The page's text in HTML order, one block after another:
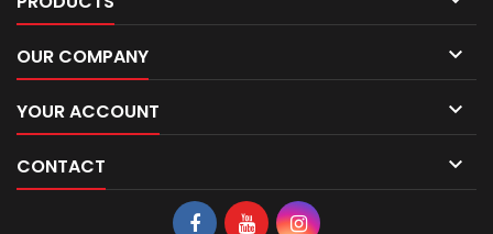
OUR COMPANY 
YOUR ACCOUNT 
CONTACT 